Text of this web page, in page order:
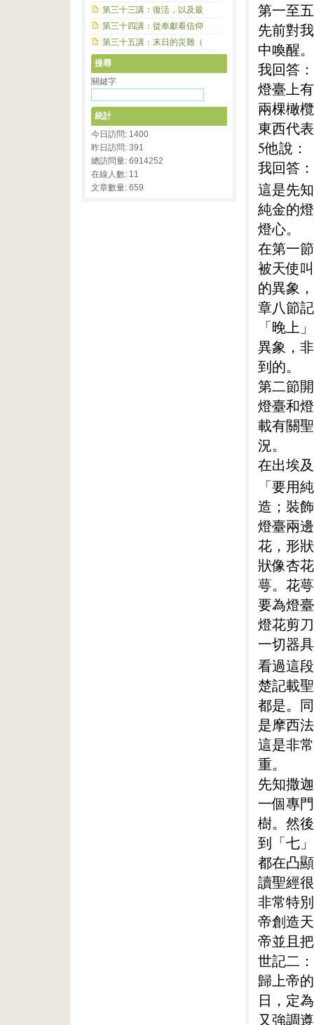
第一至
先前對
中喚醒
我回答
燈臺上
兩棵橄
東西代
5他說：
我回答
這是先
純金的
燈心。
在第一
被天使
的異象
章八節
「晚上
異象，
到的。
第二節
燈臺和
載有關
況。
在出埃
「要用
造；裝
燈臺兩
花，形
狀像杏
萼。花
要為燈
燈花剪
一切器
看過這
楚記載
都是。
是摩西
這是非
重。
先知撒
一個專
樹。然
到「七
都在凸
讀聖經
非常特
帝創造
帝並且
世記二
歸上帝
日，定
又強調
第三十三講：復活，以及最
第三十四講：從奉獻看信仰
第三十五講：末日的災難（
搜尋
關鍵字
統計
今日訪問: 1400
昨日訪問: 391
總訪問量: 6914252
在線人數: 11
文章數量: 659